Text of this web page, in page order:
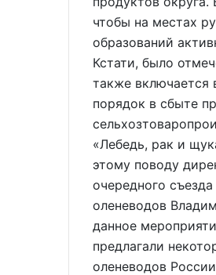
чтобы на местах
образований
Кстати, было
также включается
порядок в сбыте
«Лебедь, рак и
этому поводу
очередного
оленеводов
данное
предлагали
оленеводов